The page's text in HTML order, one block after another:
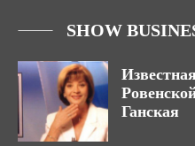
SHOW
Ганская